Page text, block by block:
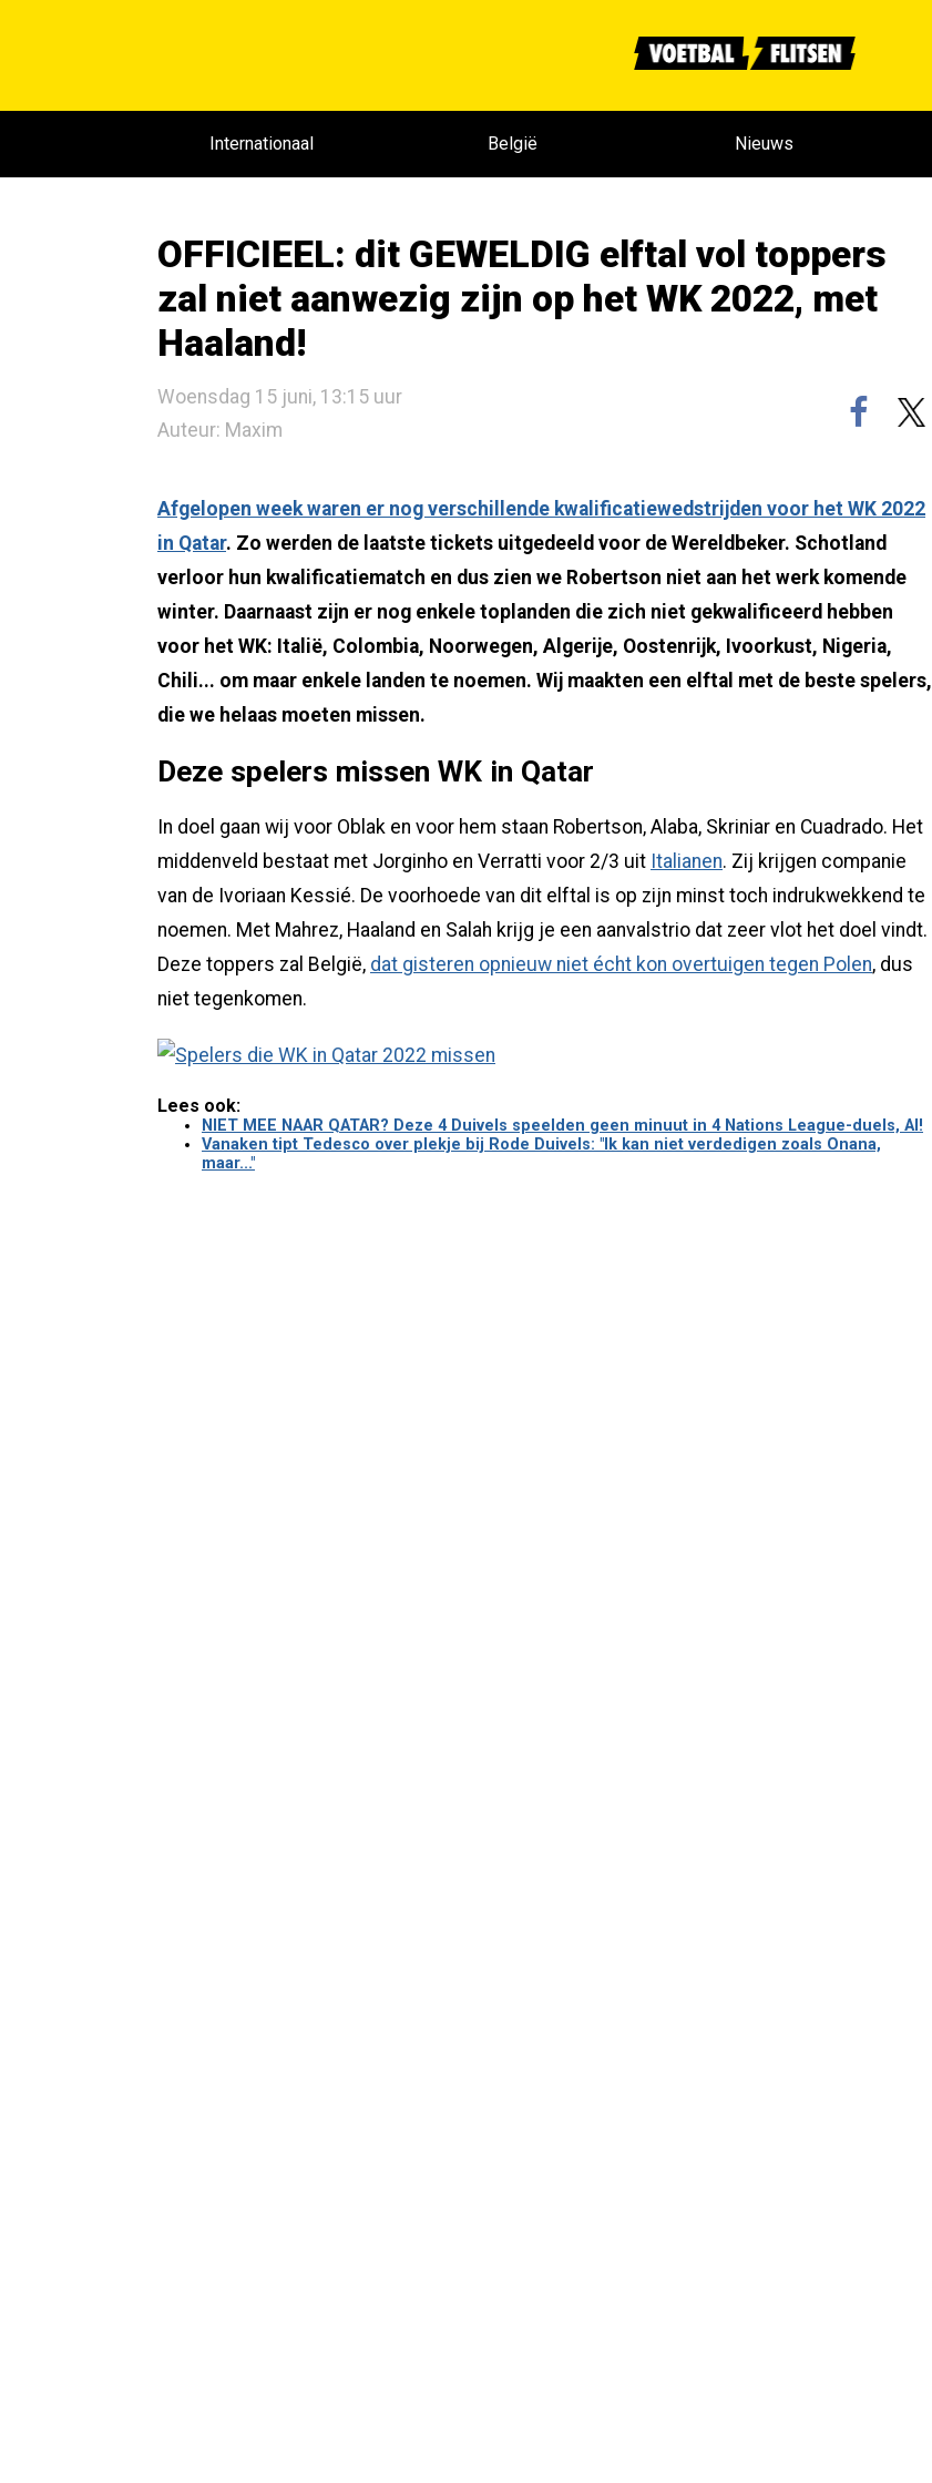
Internationaal België Nieuws
OFFICIEEL: dit GEWELDIG elftal vol toppers
zal niet aanwezig zijn op het WK 2022, met
Haaland!
Woensdag 15 juni, 13:15 uur
Auteur: Maxim
Afgelopen week waren er nog verschillende kwalificatiewedstrijden voor het WK 2022
in Qatar. Zo werden de laatste tickets uitgedeeld voor de Wereldbeker. Schotland
verloor hun kwalificatiematch en dus zien we Robertson niet aan het werk komende
winter. Daarnaast zijn er nog enkele toplanden die zich niet gekwalificeerd hebben
voor het WK: Italië, Colombia, Noorwegen, Algerije, Oostenrijk, Ivoorkust, Nigeria,
Chili... om maar enkele landen te noemen. Wij maakten een elftal met de beste spelers,
die we helaas moeten missen.
Deze spelers missen WK in Qatar
In doel gaan wij voor Oblak en voor hem staan Robertson, Alaba, Skriniar en Cuadrado. Het
middenveld bestaat met Jorginho en Verratti voor 2/3 uit Italianen. Zij krijgen companie
van de Ivoriaan Kessié. De voorhoede van dit elftal is op zijn minst toch indrukwekkend te
noemen. Met Mahrez, Haaland en Salah krijg je een aanvalstrio dat zeer vlot het doel vindt.
Deze toppers zal België, dat gisteren opnieuw niet écht kon overtuigen tegen Polen, dus
niet tegenkomen.
Lees ook:
NIET MEE NAAR QATAR? Deze 4 Duivels speelden geen minuut in 4 Nations League-duels, AI!
Vanaken tipt Tedesco over plekje bij Rode Duivels: "Ik kan niet verdedigen zoals Onana,
maar..."